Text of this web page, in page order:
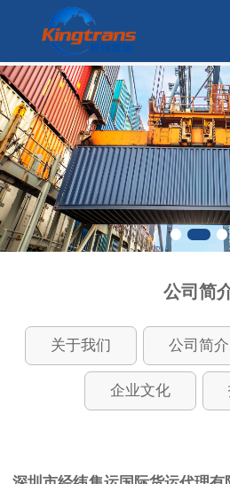
公司简
关于我们 公司简介
企业文化